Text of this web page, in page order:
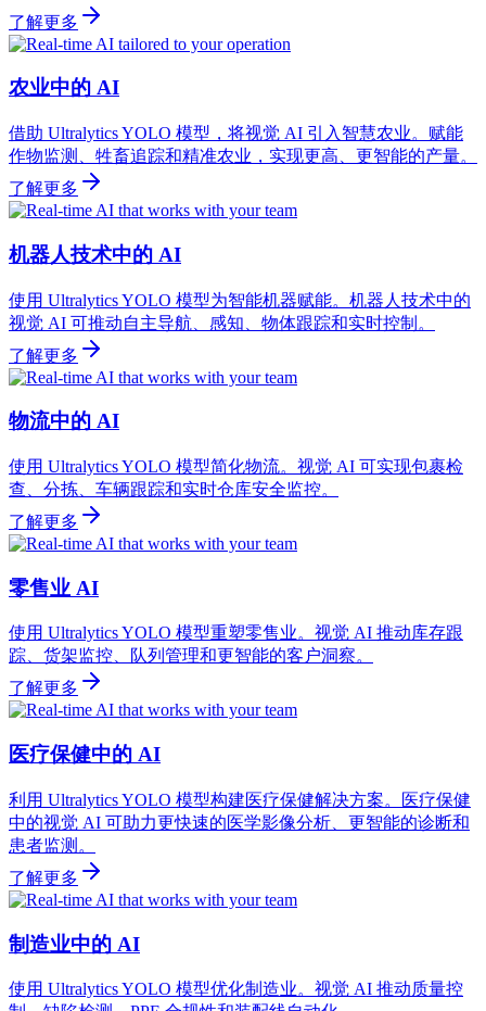
了解更多
农业中的 AI
借助 Ultralytics YOLO 模型，将视觉 AI 引入智慧农业。赋能
作物监测、牲畜追踪和精准农业，实现更高、更智能的产量。
了解更多
机器人技术中的 AI
使用 Ultralytics YOLO 模型为智能机器赋能。机器人技术中的
视觉 AI 可推动自主导航、感知、物体跟踪和实时控制。
了解更多
物流中的 AI
使用 Ultralytics YOLO 模型简化物流。视觉 AI 可实现包裹检
查、分拣、车辆跟踪和实时仓库安全监控。
了解更多
零售业 AI
使用 Ultralytics YOLO 模型重塑零售业。视觉 AI 推动库存跟
踪、货架监控、队列管理和更智能的客户洞察。
了解更多
医疗保健中的 AI
利用 Ultralytics YOLO 模型构建医疗保健解决方案。医疗保健
中的视觉 AI 可助力更快速的医学影像分析、更智能的诊断和
患者监测。
了解更多
制造业中的 AI
使用 Ultralytics YOLO 模型优化制造业。视觉 AI 推动质量控